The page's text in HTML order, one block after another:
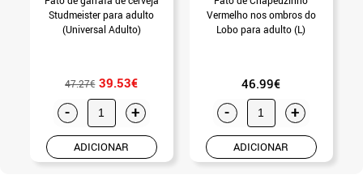
Studmeister para adulto
(Universal Adulto)
47.27€ 39.53€
- +
ADICIONAR
Vermelho nos ombros do
Lobo para adulto (L)
46.99€
- +
ADICIONAR